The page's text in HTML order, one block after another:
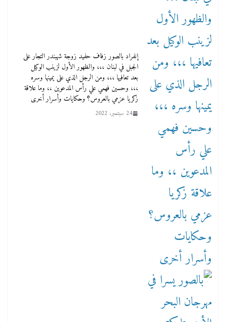
إنفراد بالصور زفاف حفيد زوجة شهبندر التجار على
الجبل في لبنان ،،، والظهور الأول لزينب الوكيل
بعد تعافيها ،،، ومن الرجل الذي على يمينها وسره
،،، وحسين فهمي علي رأس المدعوين ،، وما علاقة
زكريا عزمي بالعروس؟ وحكايات وأسرار أخرى
24 سبتمبر، 2022